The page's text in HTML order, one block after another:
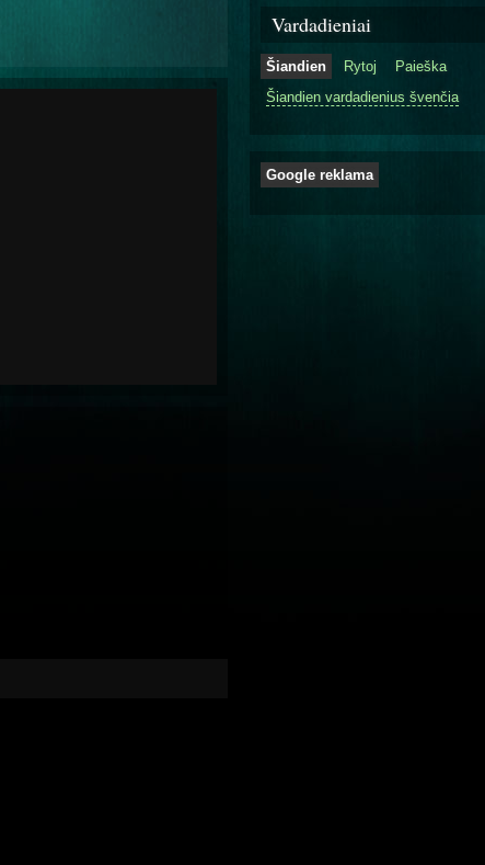
Vardadieniai
Šiandien Rytoj
Paieška
Šiandien vardadienius švenčia
Google reklama